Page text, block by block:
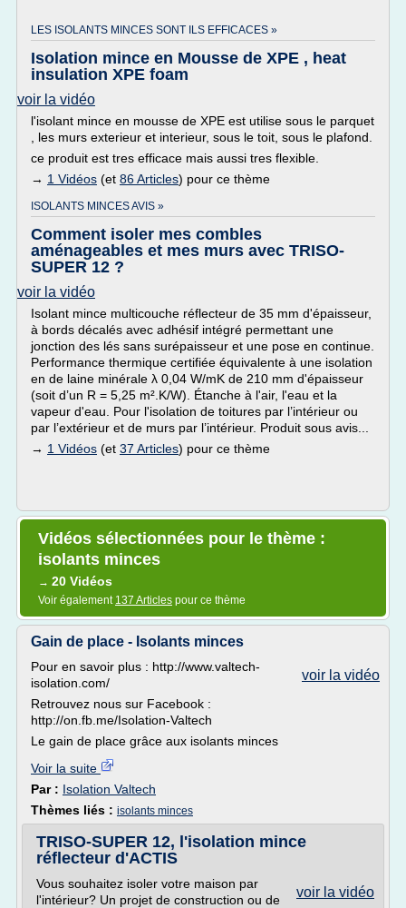
LES ISOLANTS MINCES SONT ILS EFFICACES »
Isolation mince en Mousse de XPE , heat
insulation XPE foam
voir la vidéo
l'isolant mince en mousse de XPE est utilise sous le parquet
, les murs exterieur et interieur, sous le toit, sous le plafond.
ce produit est tres efficace mais aussi tres flexible.
→ 1 Vidéos (et 86 Articles) pour ce thème
ISOLANTS MINCES AVIS »
Comment isoler mes combles
aménageables et mes murs avec TRISO-
SUPER 12 ?
voir la vidéo
Isolant mince multicouche réflecteur de 35 mm d'épaisseur,
à bords décalés avec adhésif intégré permettant une
jonction des lés sans surépaisseur et une pose en continue.
Performance thermique certifiée équivalente à une isolation
en de laine minérale λ 0,04 W/mK de 210 mm d'épaisseur
(soit d’un R = 5,25 m².K/W). Étanche à l'air, l'eau et la
vapeur d'eau. Pour l'isolation de toitures par l’intérieur ou
par l’extérieur et de murs par l’intérieur. Produit sous avis...
→ 1 Vidéos (et 37 Articles) pour ce thème
Vidéos sélectionnées pour le thème :
isolants minces
→ 20 Vidéos
Voir également 137 Articles pour ce thème
Gain de place - Isolants minces
voir la vidéo
Pour en savoir plus : http://www.valtech-
isolation.com/
Retrouvez nous sur Facebook :
http://on.fb.me/Isolation-Valtech
Le gain de place grâce aux isolants minces
Voir la suite
Par : Isolation Valtech
Thèmes liés : isolants minces
TRISO-SUPER 12, l'isolation mince
réflecteur d'ACTIS
voir la vidéo
Vous souhaitez isoler votre maison par
l'intérieur? Un projet de construction ou de